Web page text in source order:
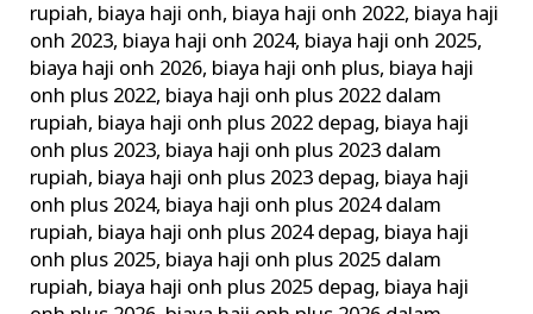
rupiah, biaya haji onh, biaya haji onh 2022, biaya haji
onh 2023, biaya haji onh 2024, biaya haji onh 2025,
biaya haji onh 2026, biaya haji onh plus, biaya haji
onh plus 2022, biaya haji onh plus 2022 dalam
rupiah, biaya haji onh plus 2022 depag, biaya haji
onh plus 2023, biaya haji onh plus 2023 dalam
rupiah, biaya haji onh plus 2023 depag, biaya haji
onh plus 2024, biaya haji onh plus 2024 dalam
rupiah, biaya haji onh plus 2024 depag, biaya haji
onh plus 2025, biaya haji onh plus 2025 dalam
rupiah, biaya haji onh plus 2025 depag, biaya haji
–
Paket
Haji
Khusus